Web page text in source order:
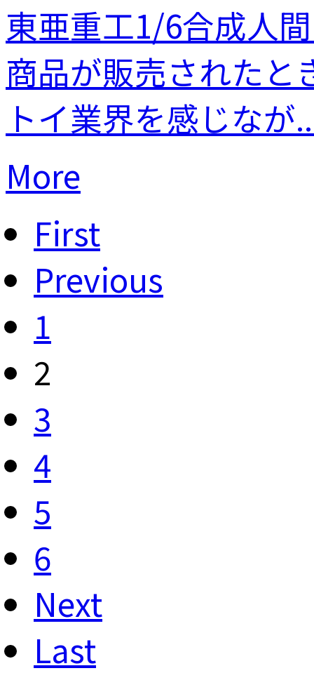
東亜重工1/6合成人
商品が販売されたと
トイ業界を感じなが
More
First
Previous
1
2
3
4
5
6
Next
Last